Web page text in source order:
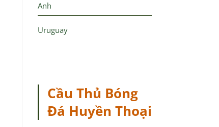
Anh
Uruguay
Cầu Thủ Bóng
Đá Huyền Thoại